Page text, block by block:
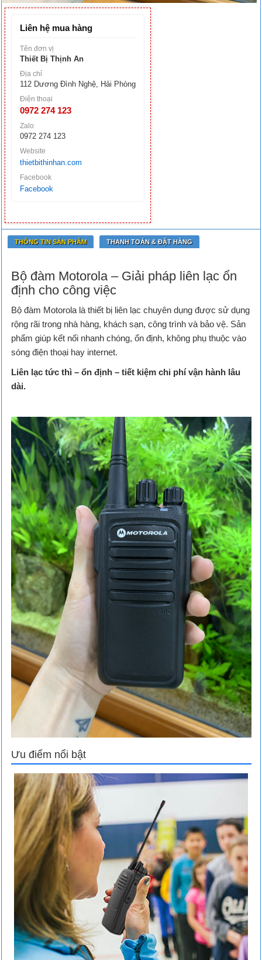
Liên hệ mua hàng
Tên đơn vị
Thiết Bị Thịnh An
Địa chỉ
112 Dương Đình Nghệ, Hải Phòng
Điện thoại
0972 274 123
Zalo
0972 274 123
Website
thietbithinhan.com
Facebook
Facebook
THÔNG TIN SẢN PHẨM THANH TOÁN & ĐẶT HÀNG
Bộ đàm Motorola – Giải pháp liên lạc ổn
định cho công việc
Bộ đàm Motorola là thiết bị liên lạc chuyên dụng được sử dụng
rộng rãi trong nhà hàng, khách sạn, công trình và bảo vệ. Sản
phẩm giúp kết nối nhanh chóng, ổn định, không phụ thuộc vào
sóng điện thoại hay internet.
Liên lạc tức thì – ổn định – tiết kiệm chi phí vận hành lâu
dài.
Ưu điểm nổi bật